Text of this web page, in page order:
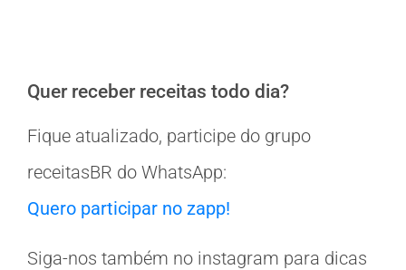
Quer receber receitas todo dia?
Fique atualizado, participe do grupo
receitasBR do WhatsApp:
Quero participar no zapp!
Siga-nos também no instagram para dicas